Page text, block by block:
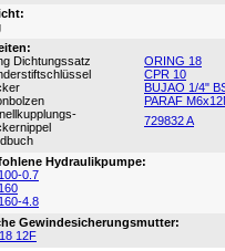
Dichtungssatz
ORING 18
CPR 10
BUJAO 1/4"
PARAF
729832 A
Hydraulikpumpe:
0.7
4.8
Gewindesicherungsmutter:
12F